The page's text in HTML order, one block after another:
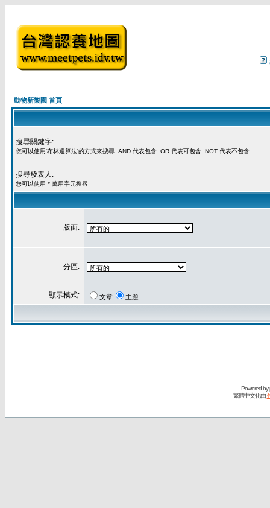
動物新樂園 首頁
搜尋關鍵字:
您可以使用'布林運算法'的方式來搜尋. AND 代表包含. OR 代表可包含. NOT 代表不包含.
搜尋發表人:
您可以使用 * 萬用字元搜尋
版面:
分區:
顯示模式: 文章 主題
Powered by
繁體中文化由